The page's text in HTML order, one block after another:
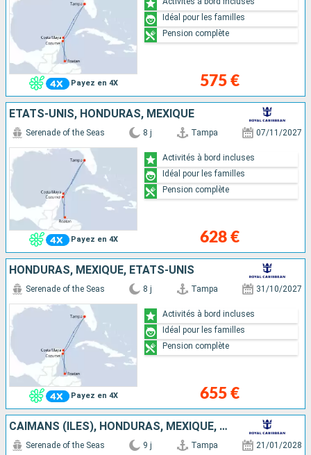
Payez en 4X 575 €
Idéal pour les familles
Pension complète
ÉTATS-UNIS, HONDURAS, MEXIQUE
Payez en 4X
Serenade of the Seas 8 j Tampa 07/11/2027
628 €
Activités à bord incluses
Idéal pour les familles
Pension complète
HONDURAS, MEXIQUE, ÉTATS-UNIS
Payez en 4X
Serenade of the Seas 8 j Tampa 31/10/2027
655 €
Activités à bord incluses
Idéal pour les familles
Pension complète
CAÏMANS (ÎLES), HONDURAS, MEXIQUE, ÉTATS-UNIS
Serenade of the Seas 9 j Tampa 21/01/2028